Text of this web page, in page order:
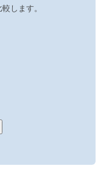
します。